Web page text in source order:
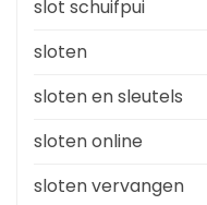
slot schuifpui
sloten
sloten en sleutels
sloten online
sloten vervangen